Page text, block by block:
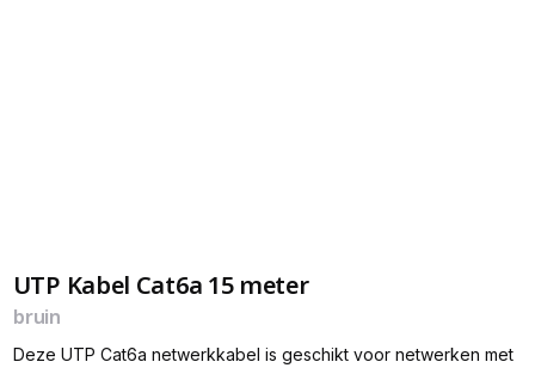
UTP Kabel Cat6a 15 meter
bruin
Deze UTP Cat6a netwerkkabel is geschikt voor netwerken met